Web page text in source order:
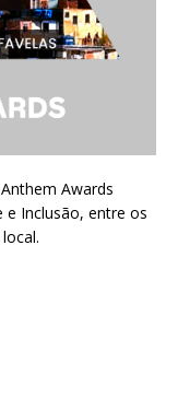
Awards
e Inclusão, entre os